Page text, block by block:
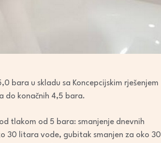
bara u skladu sa Koncepcijskim rješenjem
do konačnih 4,5 bara.
tlakom od 5 bara: smanjenje dnevnih
30 litara vode, gubitak smanjen za oko 30